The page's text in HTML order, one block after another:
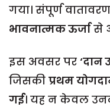
गया। संपूर्ण वातावरण
भावनात्मक ऊर्जासे
इस अवसर पर ‘दान
जिसकी प्रथम
गई। यह न केवल